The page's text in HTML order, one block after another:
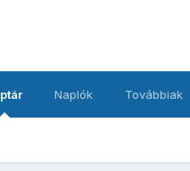
Naplók Továbbiak